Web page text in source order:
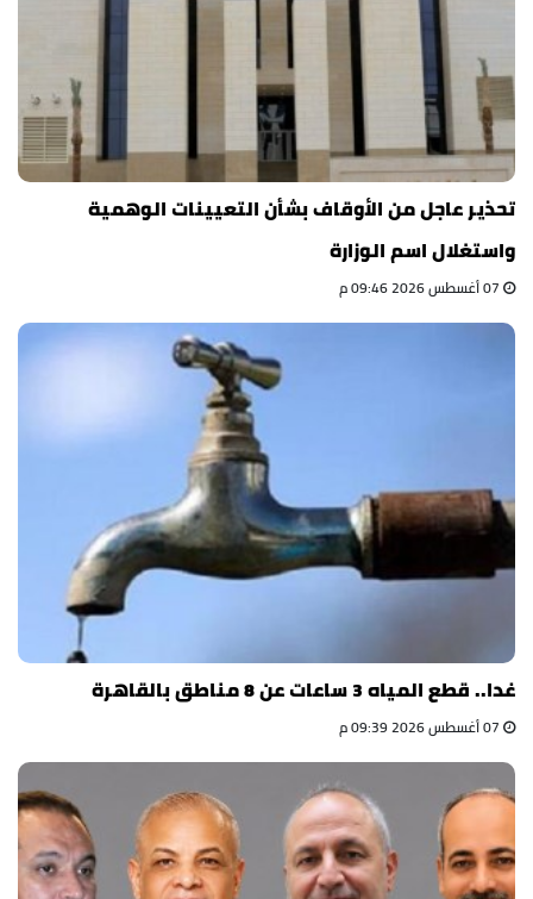
تحذير عاجل من الأوقاف بشأن التعيينات الوهمية
واستغلال اسم الوزارة
غدا.. قطع المياه 3 ساعات عن 8 مناطق بالقاهرة